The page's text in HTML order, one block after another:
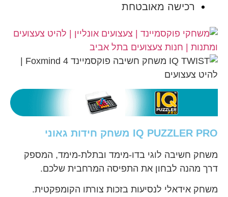
רכישה מאובטחת
IQ PUZZLER PRO משחק חידות גאוני
משחק חשיבה לוגי בדו-מימד ובתלת-מימד, המספק
דרך מהנה לבחון את התפיסה המרחבית שלכם.
משחק אידאלי לנסיעות בזכות צורתו הקומפקטית.